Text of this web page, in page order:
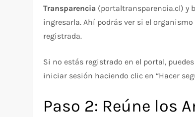
Transparencia (portaltransparencia.cl) y
ingresarla. Ahí podrás ver si el
registrada.
Si no estás registrado en el portal,
iniciar sesión haciendo clic en “Hacer
Paso 2: Reúne los